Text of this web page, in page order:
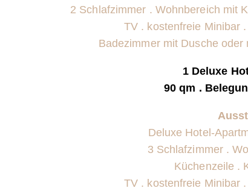
2 Schlafzimmer . Wohnbereich mit
TV . kostenfreie Minibar
Badezimmer mit Dusche
1 Deluxe
90 qm .
Deluxe Hotel-
3 Schlafzimmer .
Küchenzeile .
TV . kostenfreie Minibar